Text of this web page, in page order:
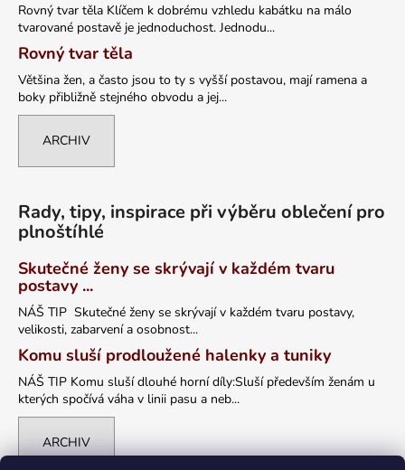
Rovný tvar těla Klíčem k dobrému vzhledu kabátku na málo
tvarované postavě je jednoduchost. Jednodu...
Rovný tvar těla
Většina žen, a často jsou to ty s vyšší postavou, mají ramena a
boky přibližně stejného obvodu a jej...
ARCHIV
Rady, tipy, inspirace při výběru oblečení pro
plnoštíhlé
Skutečné ženy se skrývají v každém tvaru
postavy ...
NÁŠ TIP Skutečné ženy se skrývají v každém tvaru postavy,
velikosti, zabarvení a osobnost...
Komu sluší prodloužené halenky a tuniky
NÁŠ TIP Komu sluší dlouhé horní díly:Sluší především ženám u
kterých spočívá váha v linii pasu a neb...
ARCHIV